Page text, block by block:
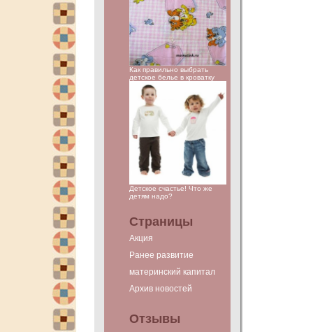
Как правильно выбрать
детское белье в кроватку
Детское счастье! Что же
детям надо?
Страницы
Акция
Ранее развитие
материнский капитал
Архив новостей
Отзывы